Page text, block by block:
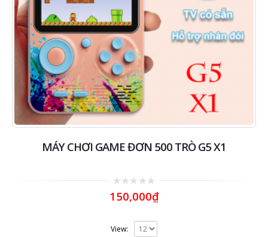
MÁY CHƠI GAME ĐƠN 500 TRÒ G5 X1
0
out
150,000₫
View: